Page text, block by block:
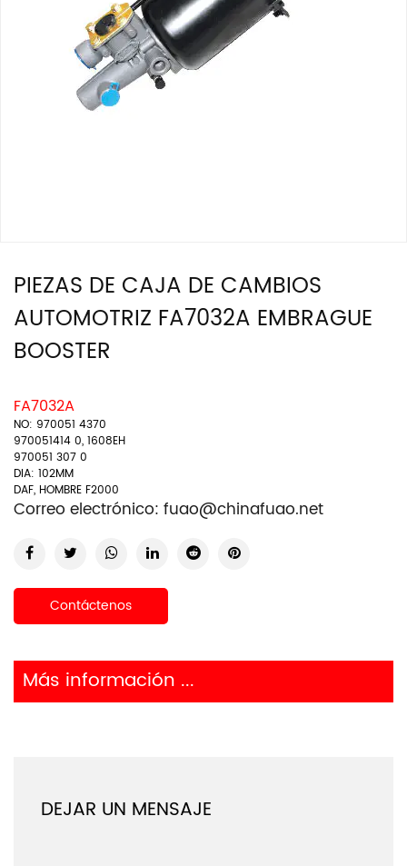
PIEZAS DE CAJA DE CAMBIOS
AUTOMOTRIZ FA7032A EMBRAGUE
BOOSTER
FA7032A
NO: 970051 4370
970051414 0, 1608EH
970051 307 0
DIA: 102MM
DAF, HOMBRE F2000
Correo electrónico: fuao@chinafuao.net
Contáctenos
Más información ...
DEJAR UN MENSAJE